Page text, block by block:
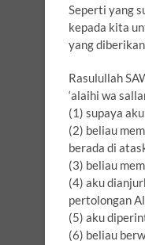
Seperti yang
kepada kita
yang
Rasulullah
‘alaihi wa
(1) supaya
(2) beliau
berada di
(3) beliau
(4) aku
pertolongan
(5) aku
(6) beliau